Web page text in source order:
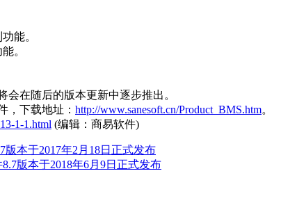
能。
。
在随后的版本更新中逐步推出。
下载地址： http://www.sanesoft.cn/Product_BMS.htm。
1-1.html (编辑：商易软件)
版本于2017年2月18日正式发布
版本于2018年6月9日正式发布